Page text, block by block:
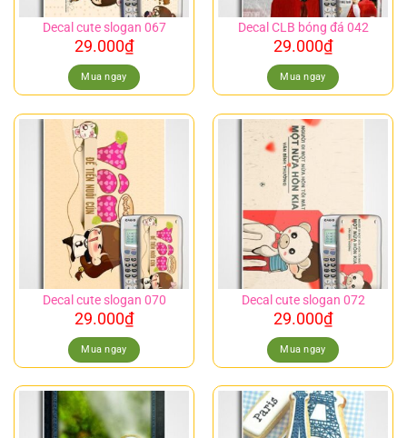
Decal cute slogan 067
29.000₫
Mua ngay
Decal CLB bóng đá 042
29.000₫
Mua ngay
Decal cute slogan 070
29.000₫
Mua ngay
Decal cute slogan 072
29.000₫
Mua ngay